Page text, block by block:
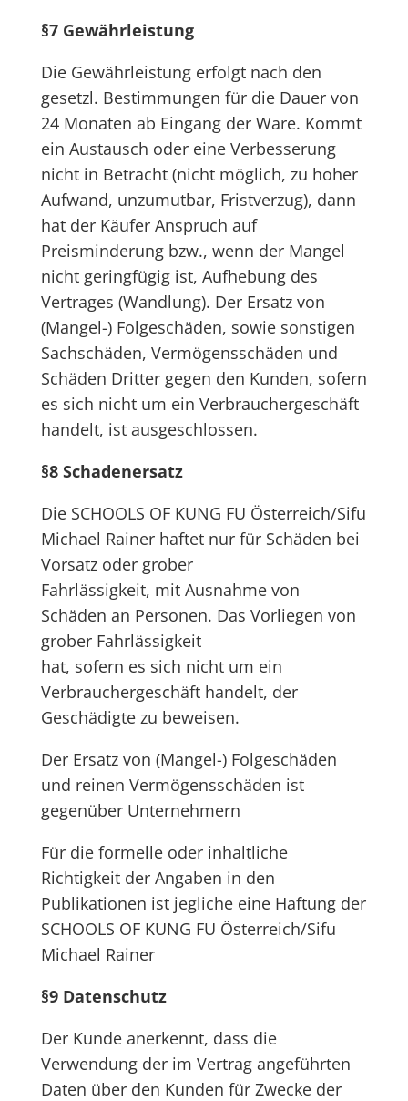
§7 Gewährleistung
Die Gewährleistung erfolgt nach den
gesetzl. Bestimmungen für die Dauer von
24 Monaten ab Eingang der Ware. Kommt
ein Austausch oder eine Verbesserung
nicht in Betracht (nicht möglich, zu hoher
Aufwand, unzumutbar, Fristverzug), dann
hat der Käufer Anspruch auf
Preisminderung bzw., wenn der Mangel
nicht geringfügig ist, Aufhebung des
Vertrages (Wandlung). Der Ersatz von
(Mangel-) Folgeschäden, sowie sonstigen
Sachschäden, Vermögensschäden und
Schäden Dritter gegen den Kunden, sofern
es sich nicht um ein Verbrauchergeschäft
handelt, ist ausgeschlossen.
§8 Schadenersatz
Die SCHOOLS OF KUNG FU Österreich/Sifu
Michael Rainer haftet nur für Schäden bei
Vorsatz oder grober
Fahrlässigkeit, mit Ausnahme von
Schäden an Personen. Das Vorliegen von
grober Fahrlässigkeit
hat, sofern es sich nicht um ein
Verbrauchergeschäft handelt, der
Geschädigte zu beweisen.
Der Ersatz von (Mangel-) Folgeschäden
und reinen Vermögensschäden ist
gegenüber Unternehmern
Für die formelle oder inhaltliche
Richtigkeit der Angaben in den
Publikationen ist jegliche eine Haftung der
SCHOOLS OF KUNG FU Österreich/Sifu
Michael Rainer
§9 Datenschutz
Der Kunde anerkennt, dass die
Verwendung der im Vertrag angeführten
Daten über den Kunden für Zwecke der